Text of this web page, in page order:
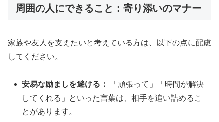
周囲の人にできること：寄り添いのマナー
家族や友人を支えたいと考えている方は、以下の点に配慮
してください。
安易な励ましを避ける：
「頑張って」「時間が解決
してくれる」といった言葉は、相手を追い詰めるこ
とがあります。